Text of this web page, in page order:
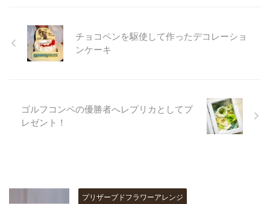
チョコペンを駆使して作ったデコレーショ
ンケーキ
ゴルフコンペの優勝者へレプリカとしてプ
レゼント！
プリザーブドフラワーアレンジ